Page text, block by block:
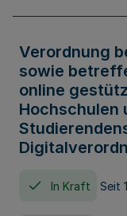
Verordnung
sowie
online
Hochschulen
In Kraft Seit